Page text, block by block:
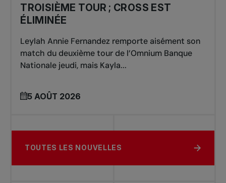
TROISIÈME TOUR ; CROSS EST
ÉLIMINÉE
Leylah Annie Fernandez remporte aisément son
match du deuxième tour de l’Omnium Banque
Nationale jeudi, mais Kayla...
5 AOÛT 2026
TOUTES LES NOUVELLES